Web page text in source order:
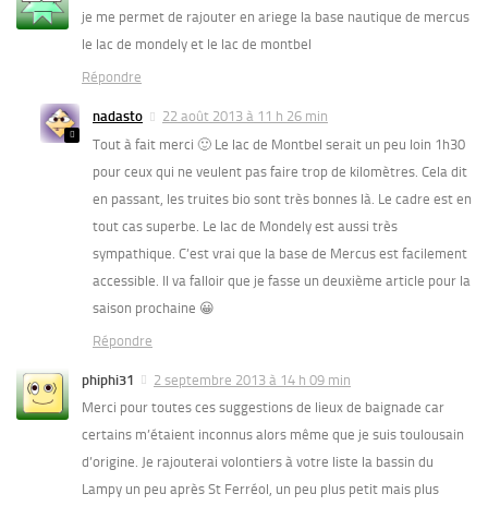
je me permet de rajouter en ariege la base nautique de mercus
le lac de mondely et le lac de montbel
Répondre
nadasto
22 août 2013 à 11 h 26 min
Tout à fait merci 🙂 Le lac de Montbel serait un peu loin 1h30
pour ceux qui ne veulent pas faire trop de kilomètres. Cela dit
en passant, les truites bio sont très bonnes là. Le cadre est en
tout cas superbe. Le lac de Mondely est aussi très
sympathique. C’est vrai que la base de Mercus est facilement
accessible. Il va falloir que je fasse un deuxième article pour la
saison prochaine 😀
Répondre
phiphi31
2 septembre 2013 à 14 h 09 min
Merci pour toutes ces suggestions de lieux de baignade car
certains m’étaient inconnus alors même que je suis toulousain
d’origine. Je rajouterai volontiers à votre liste la bassin du
Lampy un peu après St Ferréol, un peu plus petit mais plus